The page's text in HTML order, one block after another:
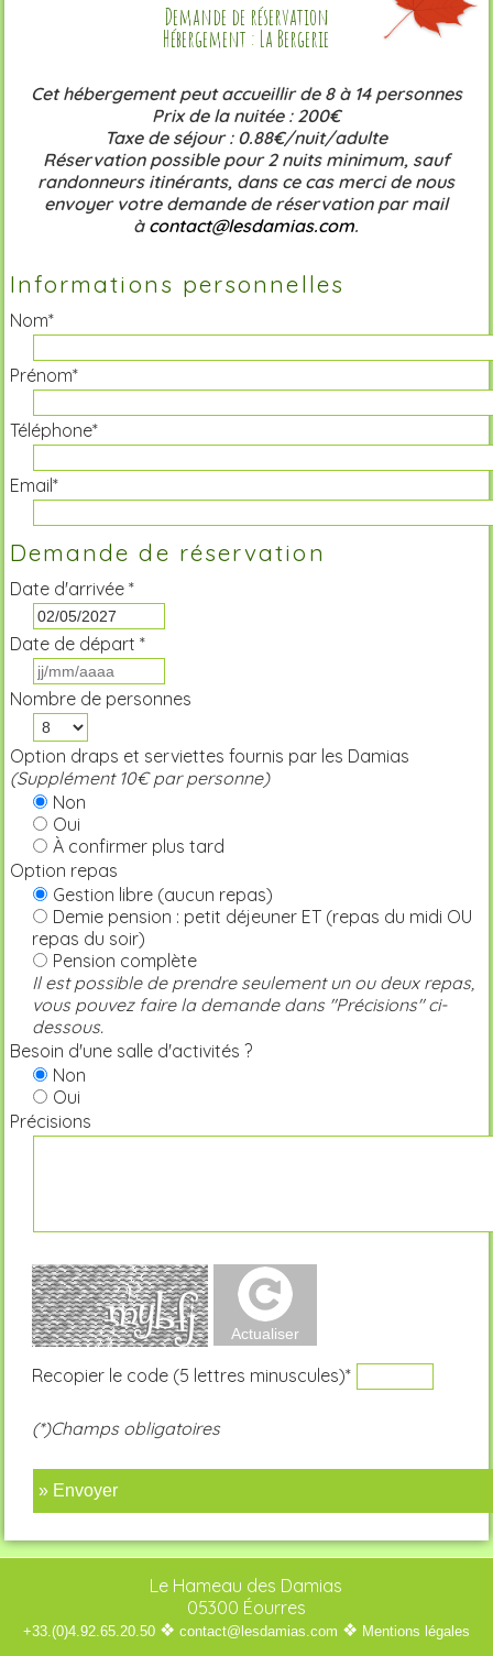
Demande de réservation
Hébergement : La Bergerie
Cet hébergement peut accueillir de 8 à 14 personnes
Prix de la nuitée : 200€
Taxe de séjour : 0.88€/nuit/adulte
Réservation possible pour 2 nuits minimum, sauf
randonneurs itinérants, dans ce cas merci de nous
envoyer votre demande de réservation par mail
à contact@lesdamias.com.
Informations personnelles
Nom*
Prénom*
Téléphone*
Email*
Demande de réservation
Date d'arrivée *
Date de départ *
Nombre de personnes
Option draps et serviettes fournis par les Damias
(Supplément 10€ par personne)
Non
Oui
À confirmer plus tard
Option repas
Gestion libre (aucun repas)
Demie pension : petit déjeuner ET (repas du midi OU
repas du soir)
Pension complète
Il est possible de prendre seulement un ou deux repas,
vous pouvez faire la demande dans "Précisions" ci-
dessous.
Besoin d'une salle d'activités ?
Non
Oui
Précisions
Recopier le code (5 lettres minuscules)*
(*)Champs obligatoires
» Envoyer
Le Hameau des Damias
05300 Éourres
+33.(0)4.92.65.20.50 ❖ contact@lesdamias.com ❖ Mentions légales